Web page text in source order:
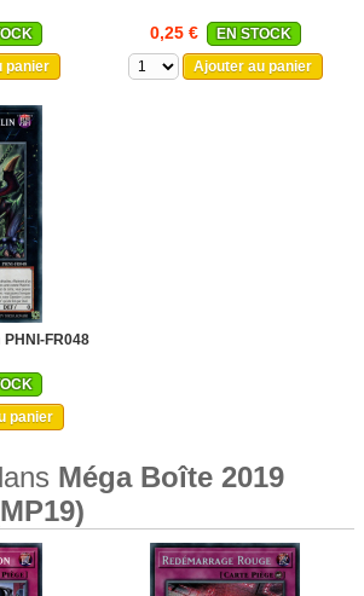
panier
0,25 €
EN STOCK
Ajouter au panier
PHNI-FR048
panier
Méga Boîte 2019